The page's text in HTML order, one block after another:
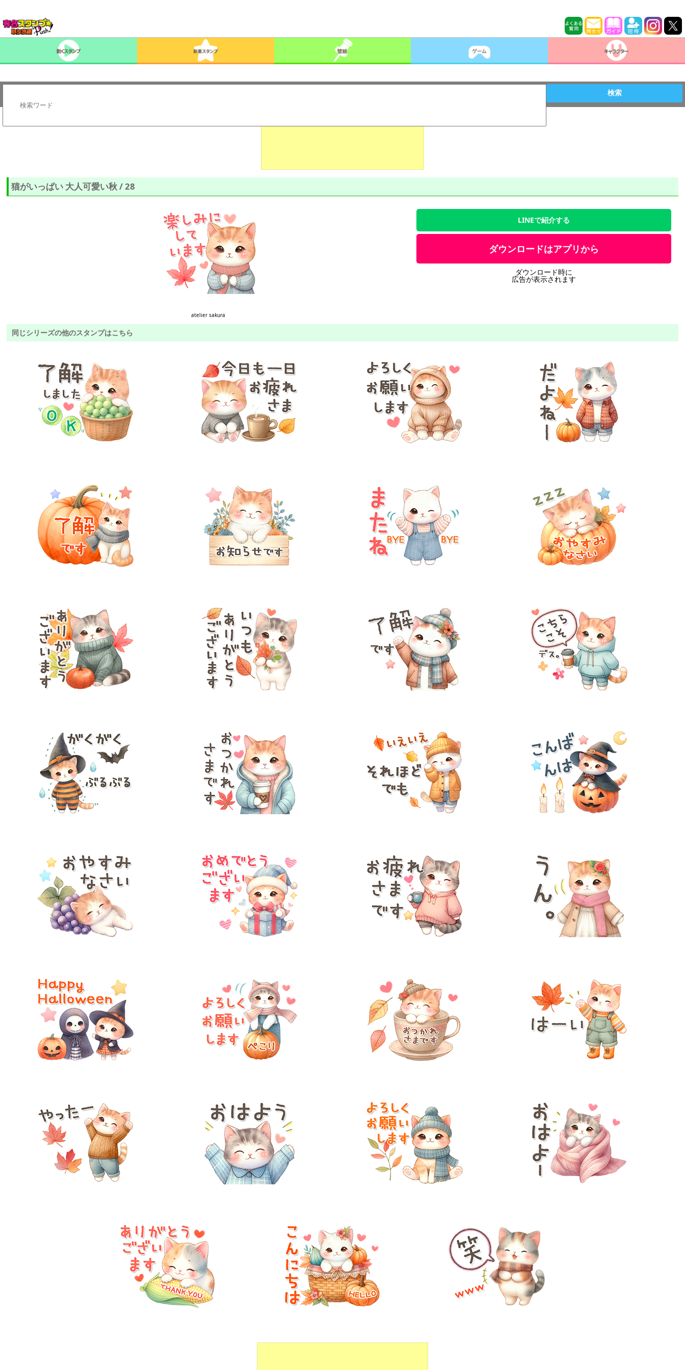
検索
猫がいっぱい 大人可愛い秋 / 28
atelier sakura
LINEで紹介する
ダウンロードはアプリから
ダウンロード時に
広告が表示されます
同じシリーズの他のスタンプはこちら